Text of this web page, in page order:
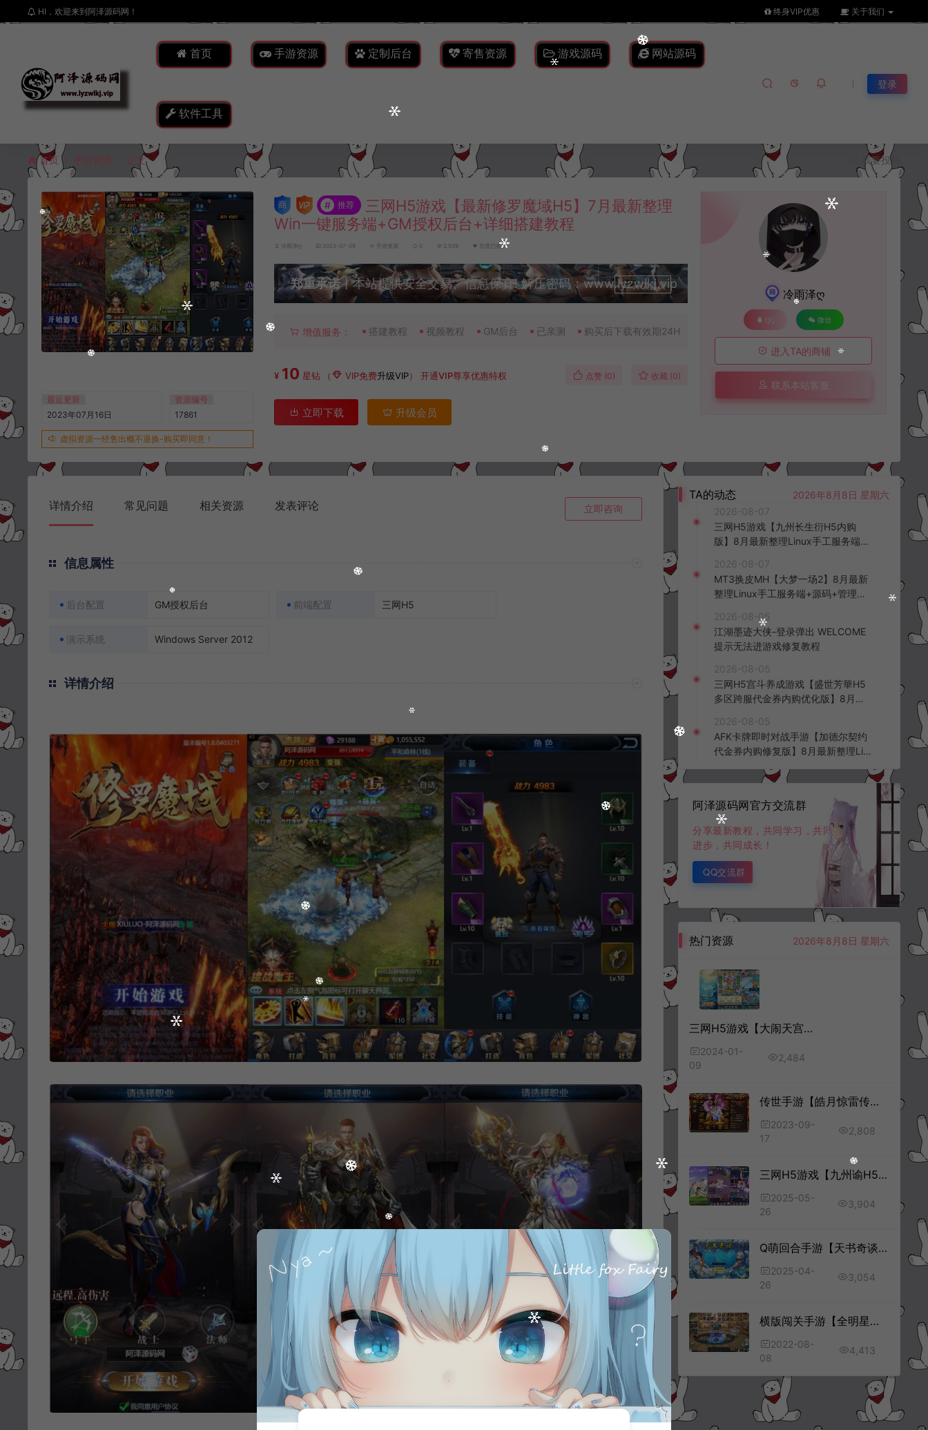
HI，欢迎来到阿泽源码网！ 终身VIP优惠 关于我们
首页 手游资源 定制后台 寄售资源 游戏源码 网站源码
软件工具
登录
首页 手游资源 正文 我要投稿
最近更新
2023年07月16日
资源编号
17861
虚拟资源一经售出概不退换-购买即同意！
# 推荐
三网H5游戏【最新修罗魔域H5】7月最新整理
Win一键服务端+GM授权后台+详细搭建教程
冷雨泽ღ 2023-07-09 手游资源 0 2,509 百度已收录
郑重承诺丨本站提供安全交易、信息保真! 解压密码：www.lyzwlkj.vip
升级会员
增值服务： 搭建教程 视频教程 GM后台 已亲测 购买后下载有效期24H
¥ 10 星钻 （ VIP免费升级VIP）开通VIP尊享优惠特权 点赞 (0) 收藏 (0)
立即下载 升级会员
冷雨泽ღ
QQ 微信
进入TA的商铺
联系本站客服
详情介绍 常见问题 相关资源 发表评论 立即咨询
信息属性
后台配置 GM授权后台 前端配置 三网H5
演示系统 Windows Server 2012
详情介绍
TA的动态
2026年8月8日 星期六
2026-08-07
三网H5游戏【九州长生衍H5内购
版】8月最新整理Linux手工服务端
客户端+详细搭建教程+视频教程
2026-08-07
MT3换皮MH【大梦一场2】8月最新
整理Linux手工服务端+源码+管理后
频教程
2026-08-05
江湖墨迹大侠-登录弹出 WELCOME
提示无法进游戏修复教程
2026-08-05
三网H5宫斗养成游戏【盛世芳華H5
多区跨服代金券内购优化版】8月最
台+全资源安卓+详细搭建教程+视频
教程
2026-08-05
AFK卡牌即时对战手游【加德尔契约
代金券内购修复版】8月最新整理Lin
K授权后台+安卓苹果双端+详细搭建
阿泽源码网官方交流群
分享最新教程，共同学习，共同
进步，共同成长！
QQ交流群
热门资源 2026年8月8日 星期六
三网H5游戏【大闹天宫H5】1月最新整理Win一键服务端+多区跨服+GM授权后台+详细搭建教程
2024-01-
09
2,484
传世手游【皓月惊雷传世】9月最新整理Linux手工服务端+GM授权后台+安卓苹果双端+详细搭建教程+视频教程
2023-09-
17
2,808
三网H5游戏【九州谕H5】5月最新整理Linux手工服务端+前后端全套源码+GM授权后台+简易安卓客户端+详细搭建教程+视频教程
2025-05-
26
3,904
Q萌回合手游【天书奇谈3D烽火修复版】4月最新整理Linux手工服务端+多区跨服+加解密工具+CDK授权后台+安卓苹果双端+详细搭建教程+视频教程
2025-04-
26
3,054
横版闯关手游【全明星阿拉德65完整无错底端】8月最新整理Linux手工服务端+配套完整修复表格+运营后台+GM充值后台+安卓苹果双端+详细搭建教程
2022-08-
08
4,413